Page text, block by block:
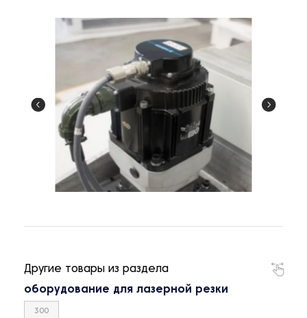
Другие товары из раздела
оборудование для лазерной резки
300